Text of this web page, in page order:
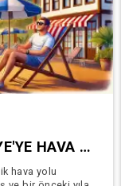
BIRLEŞIK KRALLIK'TAN TÜRKIYE'YE HAVA YOLUYLA SEYAHATLERDE 2024'TE ÖNEMLI BÜYÜME
hava yolu